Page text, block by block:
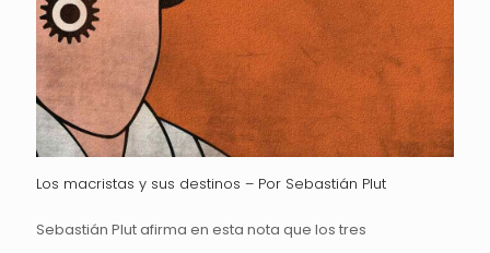
Los macristas y sus destinos – Por Sebastián Plut
Sebastián Plut afirma en esta nota que los tres